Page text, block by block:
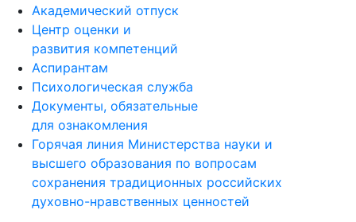
Академический отпуск
Центр оценки и
развития компетенций
Аспирантам
Психологическая служба
Документы, обязательные
для ознакомления
Горячая линия Министерства науки и
высшего образования по вопросам
сохранения традиционных российских
духовно-нравственных ценностей